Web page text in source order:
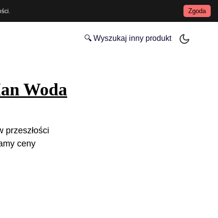
Zgoda
🔍 Wyszukaj inny produkt
Woda
przeszłości
ceny